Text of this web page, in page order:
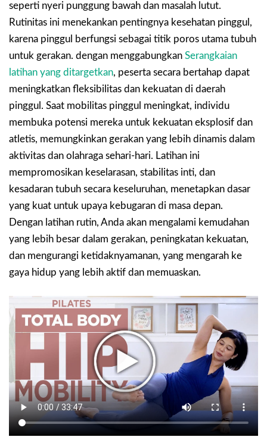
seperti nyeri punggung bawah dan masalah lutut.
Rutinitas ini menekankan pentingnya kesehatan pinggul,
karena pinggul berfungsi sebagai titik poros utama tubuh
untuk gerakan. dengan menggabungkan Serangkaian
latihan yang ditargetkan, peserta secara bertahap dapat
meningkatkan fleksibilitas dan kekuatan di daerah
pinggul. Saat mobilitas pinggul meningkat, individu
membuka potensi mereka untuk kekuatan eksplosif dan
atletis, memungkinkan gerakan yang lebih dinamis dalam
aktivitas dan olahraga sehari-hari. Latihan ini
mempromosikan keselarasan, stabilitas inti, dan
kesadaran tubuh secara keseluruhan, menetapkan dasar
yang kuat untuk upaya kebugaran di masa depan.
Dengan latihan rutin, Anda akan mengalami kemudahan
yang lebih besar dalam gerakan, peningkatan kekuatan,
dan mengurangi ketidaknyamanan, yang mengarah ke
gaya hidup yang lebih aktif dan memuaskan.